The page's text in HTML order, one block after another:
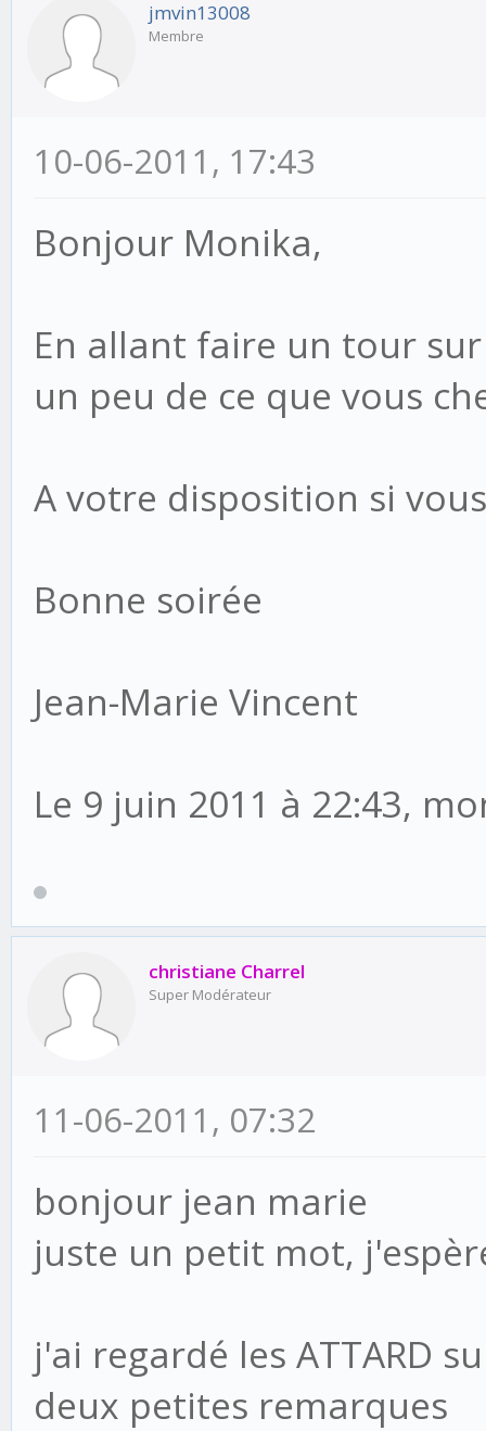
jmvin13008
Membre
10-06-2011, 17:43
Bonjour Monika,
En allant faire un tour
un peu de ce que vous
A votre disposition si
Bonne soirée
Jean-Marie Vincent
Le 9 juin 2011 à 22:43,
christiane Charrel
Super Modérateur
11-06-2011, 07:32
bonjour jean marie
juste un petit mot,
j'ai regardé les ATTARD
deux petites remarques